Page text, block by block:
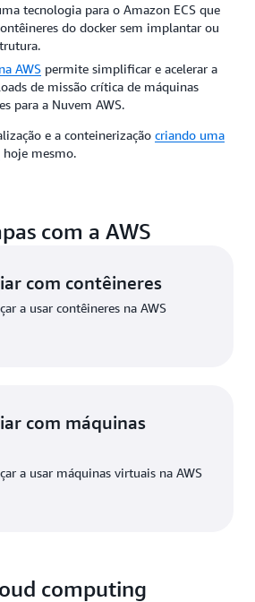
tecnologia para o Amazon ECS que
do docker sem implantar ou
AWS permite simplificar e acelerar a
de missão crítica de máquinas
para a Nuvem AWS.
e a conteinerização criando uma
hoje mesmo.
com a AWS
com contêineres
a usar contêineres na AWS
com máquinas
a usar máquinas virtuais na AWS
computing